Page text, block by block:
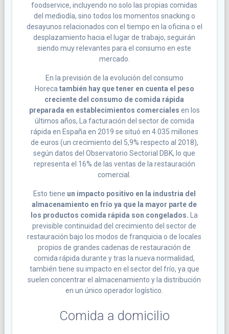
foodservice, incluyendo no solo las propias comidas
del mediodía, sino todos los momentos snacking o
desayunos relacionados con el tiempo en la oficina o el
desplazamiento hacia el lugar de trabajo, seguirán
siendo muy relevantes para el consumo en este
mercado.
En la previsión de la evolución del consumo
Horeca también hay que tener en cuenta el peso
creciente del consumo de comida rápida
preparada en establecimientos comerciales en los
últimos años, La facturación del sector de comida
rápida en España en 2019 se situó en 4.035 millones
de euros (un crecimiento del 5,9% respecto al 2018),
según datos del Observatorio Sectorial DBK, lo que
representa el 16% de las ventas de la restauración
comercial.
Esto tiene un impacto positivo en la industria del
almacenamiento en frío ya que la mayor parte de
los productos comida rápida son congelados. La
previsible continuidad del crecimiento del sector de
restauración bajo los modos de franquicia o de locales
propios de grandes cadenas de restauración de
comida rápida durante y tras la nueva normalidad,
también tiene su impacto en el sector del frío, ya que
suelen concentrar el almacenamiento y la distribución
en un único operador logístico.
Comida a domicilio